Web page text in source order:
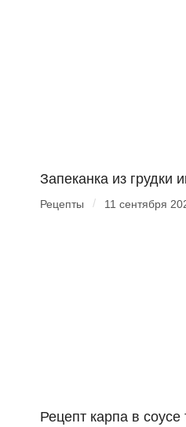
Запеканка из грудки
Рецепты / 11 сентября
Рецепт карпа в соусе